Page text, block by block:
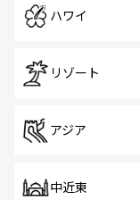
ハワイ
リゾート
アジア
中近東